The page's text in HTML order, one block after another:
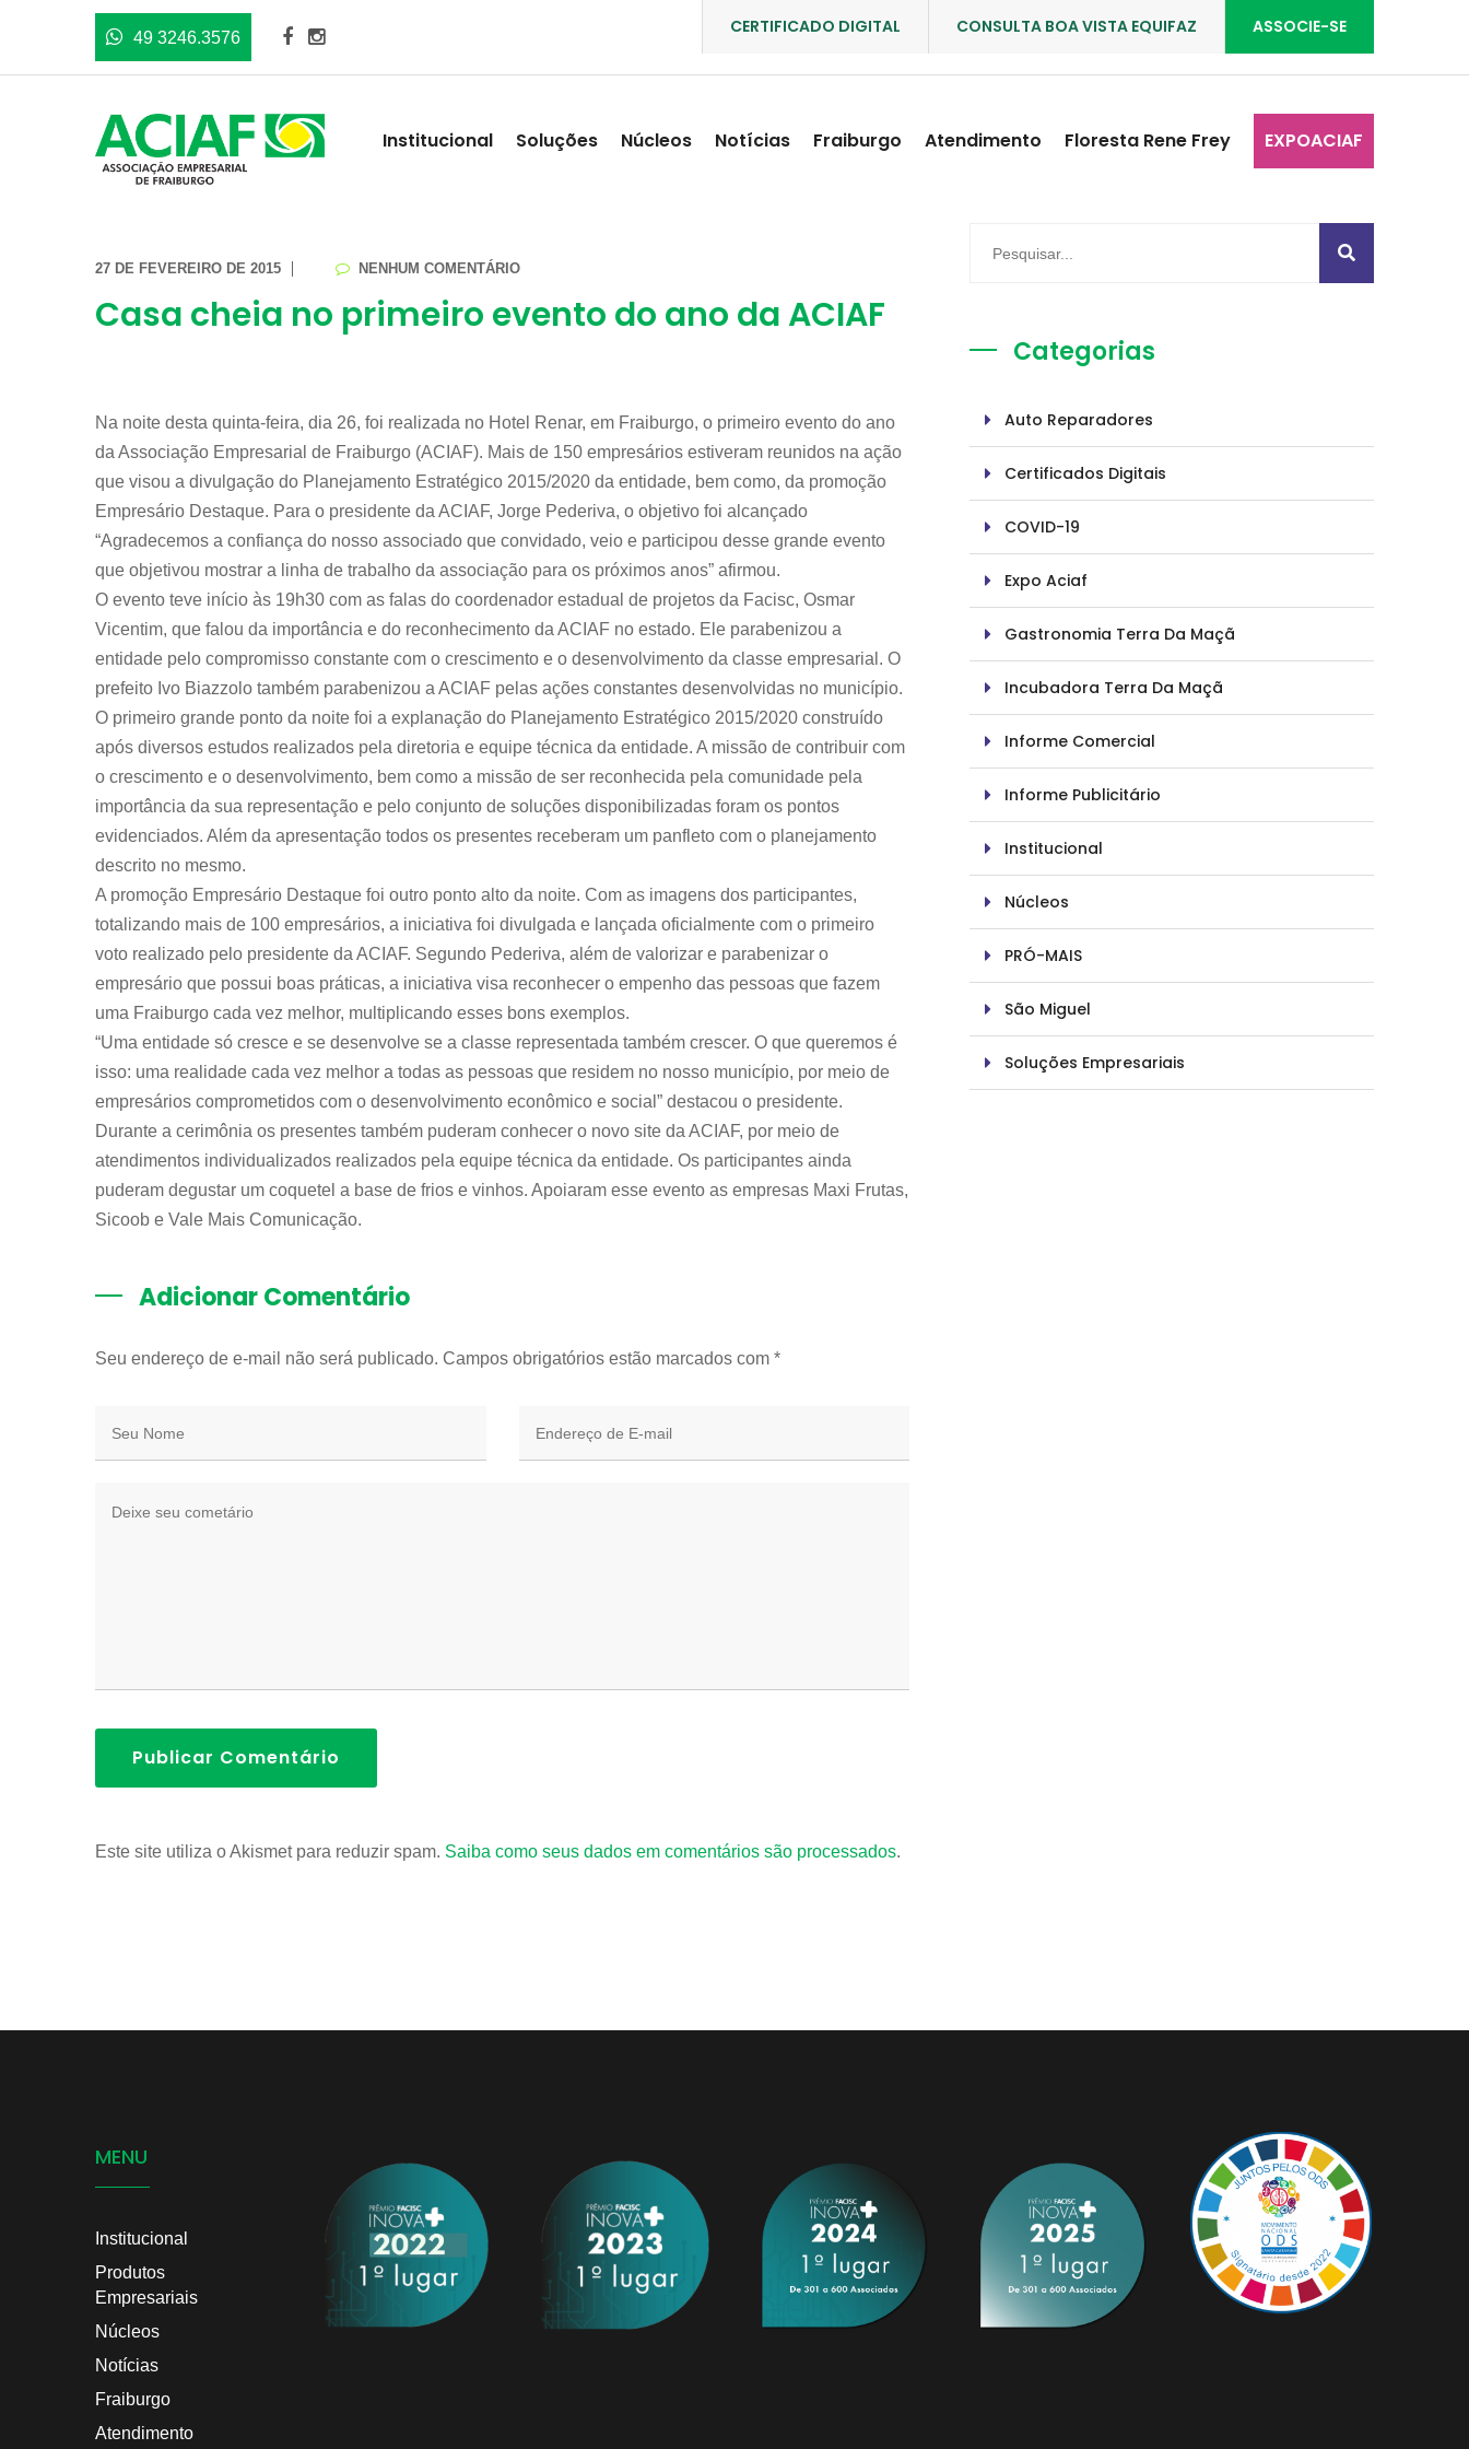
49 3246.3576
ASSOCIE-SE
CONSULTA BOA VISTA EQUIFAZ
CERTIFICADO DIGITAL
Institucional Soluções Núcleos Notícias Fraiburgo Atendimento Floresta Rene Frey EXPOACIAF
27 DE FEVEREIRO DE 2015 NENHUM COMENTÁRIO
Casa cheia no primeiro evento do ano da ACIAF
Na noite desta quinta-feira, dia 26, foi realizada no Hotel Renar, em Fraiburgo, o primeiro evento do ano
da Associação Empresarial de Fraiburgo (ACIAF). Mais de 150 empresários estiveram reunidos na ação
que visou a divulgação do Planejamento Estratégico 2015/2020 da entidade, bem como, da promoção
Empresário Destaque. Para o presidente da ACIAF, Jorge Pederiva, o objetivo foi alcançado
“Agradecemos a confiança do nosso associado que convidado, veio e participou desse grande evento
que objetivou mostrar a linha de trabalho da associação para os próximos anos” afirmou.
O evento teve início às 19h30 com as falas do coordenador estadual de projetos da Facisc, Osmar
Vicentim, que falou da importância e do reconhecimento da ACIAF no estado. Ele parabenizou a
entidade pelo compromisso constante com o crescimento e o desenvolvimento da classe empresarial. O
prefeito Ivo Biazzolo também parabenizou a ACIAF pelas ações constantes desenvolvidas no município.
O primeiro grande ponto da noite foi a explanação do Planejamento Estratégico 2015/2020 construído
após diversos estudos realizados pela diretoria e equipe técnica da entidade. A missão de contribuir com
o crescimento e o desenvolvimento, bem como a missão de ser reconhecida pela comunidade pela
importância da sua representação e pelo conjunto de soluções disponibilizadas foram os pontos
evidenciados. Além da apresentação todos os presentes receberam um panfleto com o planejamento
descrito no mesmo.
A promoção Empresário Destaque foi outro ponto alto da noite. Com as imagens dos participantes,
totalizando mais de 100 empresários, a iniciativa foi divulgada e lançada oficialmente com o primeiro
voto realizado pelo presidente da ACIAF. Segundo Pederiva, além de valorizar e parabenizar o
empresário que possui boas práticas, a iniciativa visa reconhecer o empenho das pessoas que fazem
uma Fraiburgo cada vez melhor, multiplicando esses bons exemplos.
“Uma entidade só cresce e se desenvolve se a classe representada também crescer. O que queremos é
isso: uma realidade cada vez melhor a todas as pessoas que residem no nosso município, por meio de
empresários comprometidos com o desenvolvimento econômico e social” destacou o presidente.
Durante a cerimônia os presentes também puderam conhecer o novo site da ACIAF, por meio de
atendimentos individualizados realizados pela equipe técnica da entidade. Os participantes ainda
puderam degustar um coquetel a base de frios e vinhos. Apoiaram esse evento as empresas Maxi Frutas,
Sicoob e Vale Mais Comunicação.
Adicionar Comentário
Seu endereço de e-mail não será publicado. Campos obrigatórios estão marcados com *
Publicar Comentário
Este site utiliza o Akismet para reduzir spam. Saiba como seus dados em comentários são processados.
Categorias
Auto Reparadores
Certificados Digitais
COVID-19
Expo Aciaf
Gastronomia Terra Da Maçã
Incubadora Terra Da Maçã
Informe Comercial
Informe Publicitário
Institucional
Núcleos
PRÓ-MAIS
São Miguel
Soluções Empresariais
MENU
Institucional
Produtos
Empresariais
Núcleos
Notícias
Fraiburgo
Atendimento